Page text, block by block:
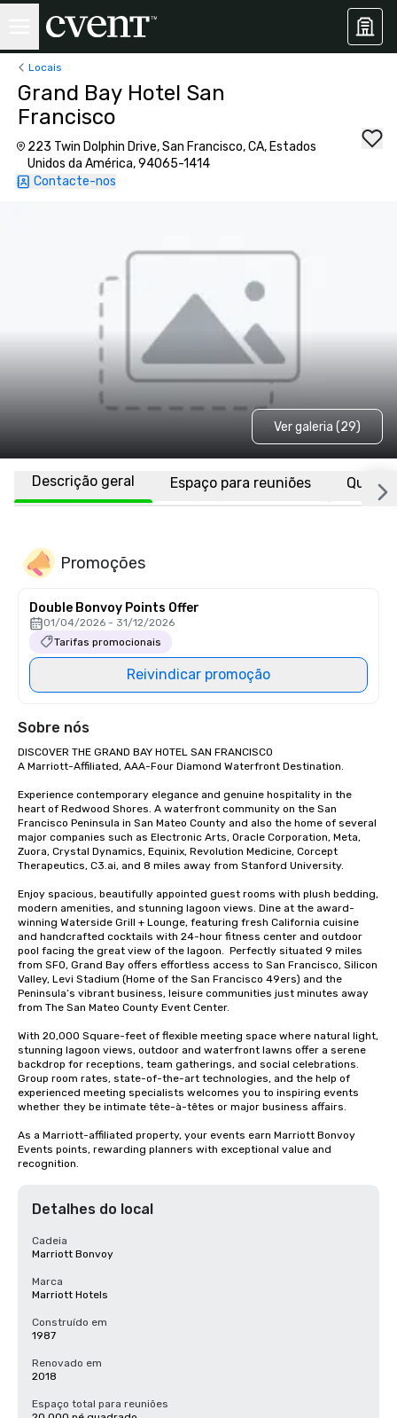
Locais
Grand Bay Hotel San
Francisco
223 Twin Dolphin Drive, San Francisco, CA, Estados
Unidos da América, 94065-1414
Contacte-nos
Ver galeria (29)
Descrição geral Espaço para reuniões
Promoções
Double Bonvoy Points Offer
01/04/2026 - 31/12/2026
Tarifas promocionais
Reivindicar promoção
Sobre nós
DISCOVER THE GRAND BAY HOTEL SAN FRANCISCO
A Marriott-Affiliated, AAA-Four Diamond Waterfront Destination.
Experience contemporary elegance and genuine hospitality in the
heart of Redwood Shores. A waterfront community on the San
Francisco Peninsula in San Mateo County and also the home of several
major companies such as Electronic Arts, Oracle Corporation, Meta,
Zuora, Crystal Dynamics, Equinix, Revolution Medicine, Corcept
Therapeutics, C3.ai, and 8 miles away from Stanford University.
Enjoy spacious, beautifully appointed guest rooms with plush bedding,
modern amenities, and stunning lagoon views. Dine at the award-
winning Waterside Grill + Lounge, featuring fresh California cuisine
and handcrafted cocktails with 24-hour fitness center and outdoor
pool facing the great view of the lagoon.  Perfectly situated 9 miles
from SFO, Grand Bay offers effortless access to San Francisco, Silicon
Valley, Levi Stadium (Home of the San Francisco 49ers) and the
Peninsula’s vibrant business, leisure communities just minutes away
from The San Mateo County Event Center.
With 20,000 Square-feet of flexible meeting space where natural light,
stunning lagoon views, outdoor and waterfront lawns offer a serene
backdrop for receptions, team gatherings, and social celebrations.
Group room rates, state-of-the-art technologies, and the help of
experienced meeting specialists welcomes you to inspiring events
whether they be intimate tête-à-têtes or major business affairs.
As a Marriott-affiliated property, your events earn Marriott Bonvoy
Events points, rewarding planners with exceptional value and
recognition.
Detalhes do local
Cadeia
Marriott Bonvoy
Marca
Marriott Hotels
Construído em
1987
Renovado em
2018
Espaço total para reuniões